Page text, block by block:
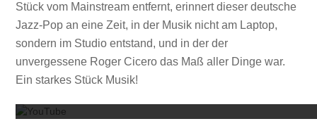
Stück vom Mainstream entfernt, erinnert dieser deutsche
Jazz-Pop an eine Zeit, in der Musik nicht am Laptop,
sondern im Studio entstand, und in der der
unvergessene Roger Cicero das Maß aller Dinge war.
Ein starkes Stück Musik!